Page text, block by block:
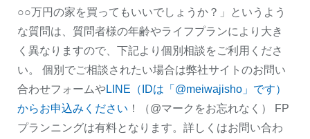
○○万円の家を買ってもいいでしょうか？」というよう
な質問は、質問者様の年齢やライフプランにより大き
く異なりますので、下記より個別相談をご利用くださ
い。 個別でご相談されたい場合は弊社サイトのお問い
合わせフォームやLINE（IDは「@meiwajisho」です）
からお申込みください ！（@マークをお忘れなく） FP
プランニングは有料となります。詳しくはお問い合わ